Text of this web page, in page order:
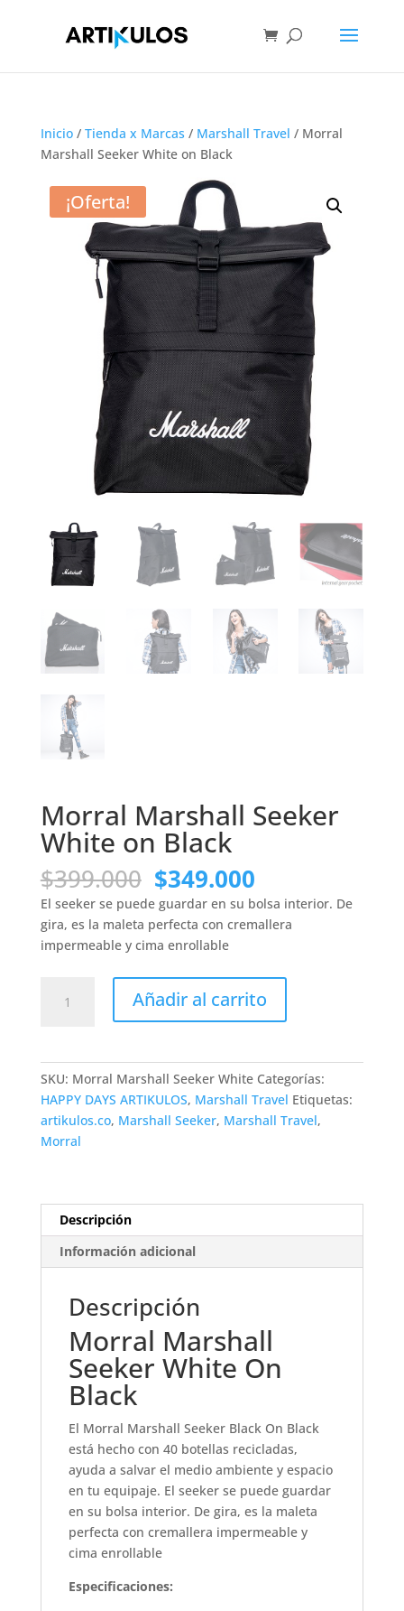
Inicio/ Tienda x Marcas / Marshall Travel / Morral
Marshall Seeker White on Black
¡Oferta!
Morral Marshall Seeker
White on Black
$399.000 El
precio
original
era:
$399.000.
$349.000El
precio
actual
es:
El seeker se puede guardar en su bolsa interior. De
gira, es la maleta perfecta con cremallera
impermeable y cima enrollable
Marshall
cantidad
Añadir al carrito
SKU: Morral Marshall Seeker White Categorías:
HAPPY DAYS ARTIKULOS, Marshall Travel Etiquetas:
artikulos.co, Marshall Seeker, Marshall Travel,
Morral
Descripción
Información adicional
Descripción
Morral Marshall
Seeker White On
Black
El Morral Marshall Seeker Black On Black
está hecho con 40 botellas recicladas,
ayuda a salvar el medio ambiente y espacio
en tu equipaje. El seeker se puede guardar
en su bolsa interior. De gira, es la maleta
perfecta con cremallera impermeable y
cima enrollable
Especificaciones: